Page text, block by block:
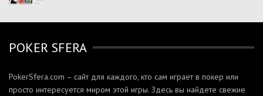
POKER SFERA
PokerSfera.com – сайт для каждого, кто сам играет в покер или
просто интересуется миром этой игры. Здесь вы найдете свежие